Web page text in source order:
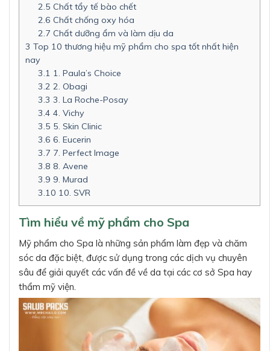
2.5 Chất tẩy tế bào chết
2.6 Chất chống oxy hóa
2.7 Chất dưỡng ẩm và làm dịu da
3 Top 10 thương hiệu mỹ phẩm cho spa tốt nhất hiện
nay
3.1 1. Paula’s Choice
3.2 2. Obagi
3.3 3. La Roche-Posay
3.4 4. Vichy
3.5 5. Skin Clinic
3.6 6. Eucerin
3.7 7. Perfect Image
3.8 8. Avene
3.9 9. Murad
3.10 10. SVR
Tìm hiểu về mỹ phẩm cho Spa
Mỹ phẩm cho Spa là những sản phẩm làm đẹp và chăm
sóc da đặc biệt, được sử dụng trong các dịch vụ chuyên
sâu để giải quyết các vấn đề về da tại các cơ sở Spa hay
thẩm mỹ viện.